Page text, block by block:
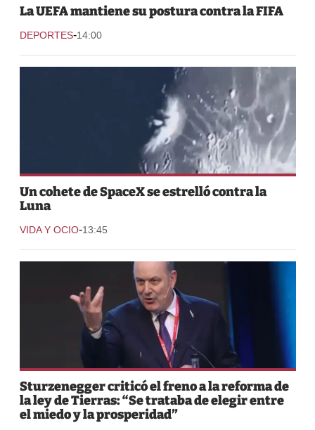
La UEFA mantiene su postura contra la FIFA
DEPORTES-14:00
Un cohete de SpaceX se estrelló contra la
Luna
VIDA Y OCIO-13:45
Sturzenegger criticó el freno a la reforma de
la ley de Tierras: “Se trataba de elegir entre
el miedo y la prosperidad”